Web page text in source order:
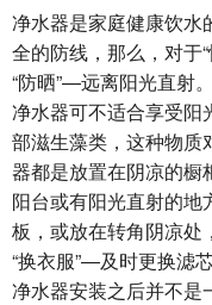
净水器是家庭健康饮水
全的防线，那么，对于
“防晒”—远离阳光直
净水器可不适合享受阳
部滋生藻类，这种物质
器都是放置在阴凉的橱
阳台或有阳光直射的地
板，或放在转角阴凉
“换衣服”—及时更换
净水器安装之后并不是